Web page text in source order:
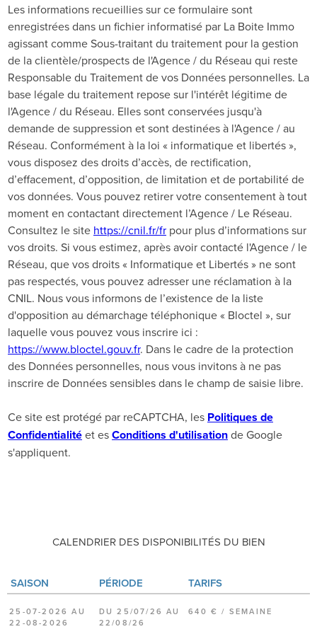
Les informations recueillies sur ce formulaire sont
enregistrées dans un fichier informatisé par La Boite Immo
agissant comme Sous-traitant du traitement pour la gestion
de la clientèle/prospects de l'Agence / du Réseau qui reste
Responsable du Traitement de vos Données personnelles. La
base légale du traitement repose sur l'intérêt légitime de
l'Agence / du Réseau. Elles sont conservées jusqu'à
demande de suppression et sont destinées à l'Agence / au
Réseau. Conformément à la loi « informatique et libertés »,
vous disposez des droits d’accès, de rectification,
d’effacement, d’opposition, de limitation et de portabilité de
vos données. Vous pouvez retirer votre consentement à tout
moment en contactant directement l’Agence / Le Réseau.
Consultez le site https://cnil.fr/fr pour plus d’informations sur
vos droits. Si vous estimez, après avoir contacté l'Agence / le
Réseau, que vos droits « Informatique et Libertés » ne sont
pas respectés, vous pouvez adresser une réclamation à la
CNIL. Nous vous informons de l’existence de la liste
d'opposition au démarchage téléphonique « Bloctel », sur
laquelle vous pouvez vous inscrire ici :
https://www.bloctel.gouv.fr. Dans le cadre de la protection
des Données personnelles, nous vous invitons à ne pas
inscrire de Données sensibles dans le champ de saisie libre.
Ce site est protégé par reCAPTCHA, les Politiques de
Confidentialitéet esConditions d'utilisationde Google
s'appliquent.
CALENDRIER DES DISPONIBILITÉS DU BIEN
SAISON PÉRIODE TARIFS
25-07-2026 AU
22-08-2026
DU 25/07/26 AU
22/08/26
640 € / SEMAINE